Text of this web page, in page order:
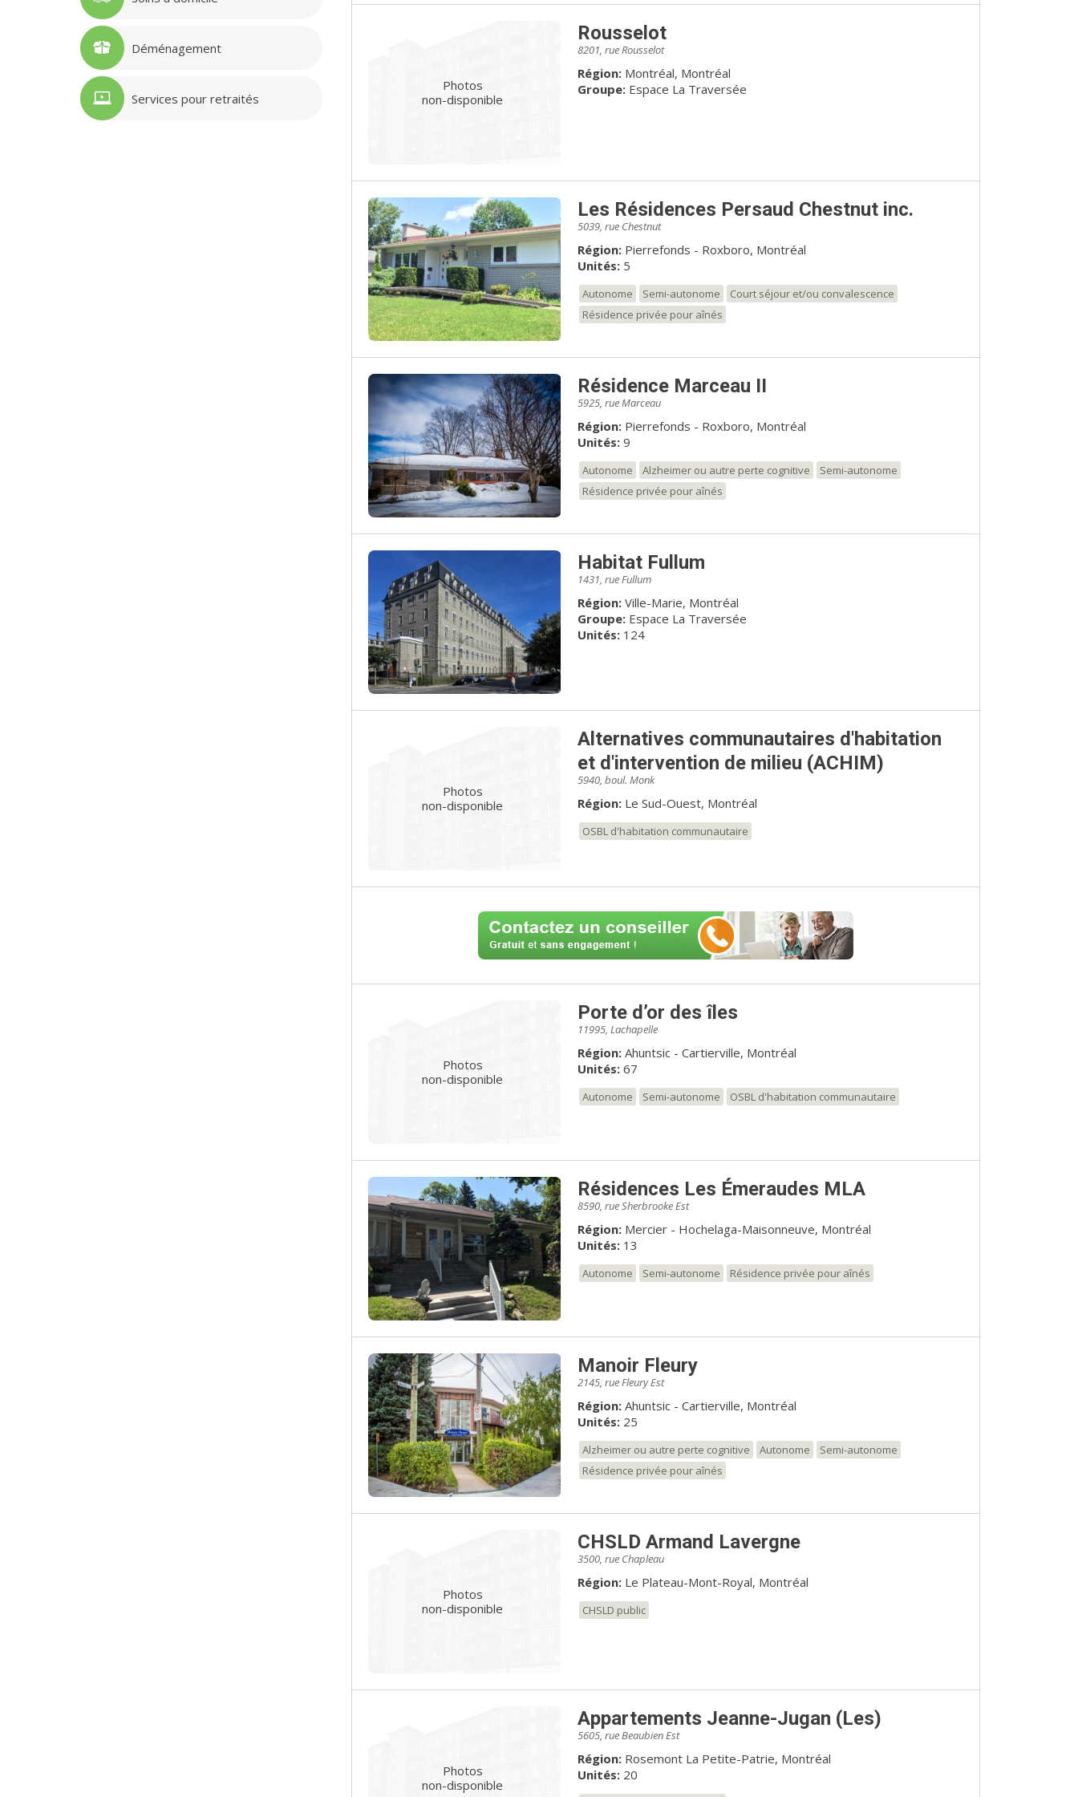
Déménagement
Services pour retraités
Photos
non-disponible
Rousselot
8201, rue Rousselot
Région: Montréal, Montréal
Groupe: Espace La Traversée
Les Résidences Persaud Chestnut inc.
5039, rue Chestnut
Région: Pierrefonds - Roxboro, Montréal
Unités:5
Autonome Semi-autonome
Court séjour et/ou convalescence
Résidence privée pour aînés
Résidence Marceau II
5925, rue Marceau
Région: Pierrefonds - Roxboro, Montréal
Unités:9
Autonome Alzheimer ou autre perte cognitive
Semi-autonome
Résidence privée pour aînés
Habitat Fullum
1431, rue Fullum
Région: Ville-Marie, Montréal
Groupe: Espace La Traversée
Unités:124
Photos
non-disponible
Alternatives communautaires d'habitation
et d'intervention de milieu (ACHIM)
5940, boul. Monk
Région: Le Sud-Ouest, Montréal
OSBL d'habitation communautaire
Photos
non-disponible
Porte d’or des îles
11995, Lachapelle
Région: Ahuntsic - Cartierville, Montréal
Unités:67
Autonome Semi-autonome OSBL d'habitation communautaire
Résidences Les Émeraudes MLA
8590, rue Sherbrooke Est
Région: Mercier - Hochelaga-Maisonneuve, Montréal
Unités:13
Autonome Semi-autonome Résidence privée pour aînés
Manoir Fleury
2145, rue Fleury Est
Région: Ahuntsic - Cartierville, Montréal
Unités:25
Alzheimer ou autre perte cognitive Autonome
Semi-autonome
Résidence privée pour aînés
Photos
non-disponible
CHSLD Armand Lavergne
3500, rue Chapleau
Région: Le Plateau-Mont-Royal, Montréal
CHSLD public
Photos
non-disponible
Appartements Jeanne-Jugan (Les)
5605, rue Beaubien Est
Région: Rosemont La Petite-Patrie, Montréal
Unités:20